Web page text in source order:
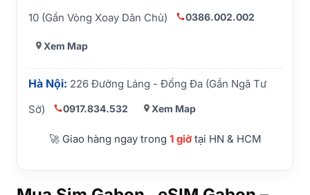
10 (Gần Vòng Xoay Dân Chủ)
0386.002.002
Xem Map
Hà Nội: 226 Đường Láng - Đống Đa (Gần Ngã Tư
Sở)
0917.834.532 Xem Map
🚀 Giao hàng ngay trong 1 giờtại HN & HCM